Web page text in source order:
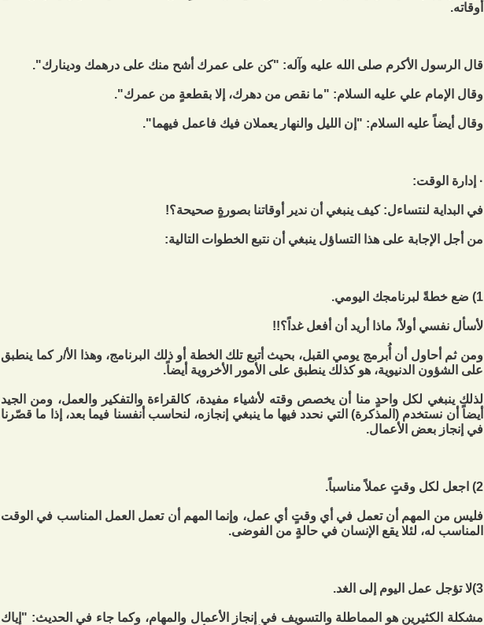
أوقاته.
قال الرسول الأكرم صلى الله عليه وآله: "كن على عمرك أشح منك على درهمك ودينارك".
وقال الإمام علي عليه السلام: "ما نقص من دهرك، إلا بقطعةٍ من عمرك".
وقال أيضاً عليه السلام: "إن الليل والنهار يعملان فيك فاعمل فيهما".
· إدارة الوقت:
في البداية لنتساءل: كيف ينبغي أن ندير أوقاتنا بصورةٍ صحيحة؟!
من أجل الإجابة على هذا التساؤل ينبغي أن نتبع الخطوات التالية:
1) ضع خطةً لبرنامجك اليومي.
لأسأل نفسي أولاً، ماذا أريد أن أفعل غداً؟!!
ومن ثم أحاول أن أُبرمج يومي القبل، بحيث أتبع تلك الخطة أو ذلك البرنامج، وهذا الأ/ر كما ينطبق
على الشؤون الدنيوية، هو كذلك ينطبق على الأمور الأخروية أيضاً.
لذلك ينبغي لكل واحدٍ منا أن يخصص وقته لأشياء مفيدة، كالقراءة والتفكير والعمل، ومن الجيد
أيضاً أن نستخدم (المذكرة) التي نحدد فيها ما ينبغي إنجازه، لنحاسب أنفسنا فيما بعد، إذا ما قصّرنا
في إنجاز بعض الأعمال.
2) اجعل لكل وقتٍ عملاً مناسباً.
فليس من المهم أن تعمل في أي وقتٍ أي عمل، وإنما المهم أن تعمل العمل المناسب في الوقت
المناسب له، لئلا يقع الإنسان في حالةٍ من الفوضى.
3)لا تؤجل عمل اليوم إلى الغد.
مشكلة الكثيرين هو المماطلة والتسويف في إنجاز الأعمال والمهام، وكما جاء في الحديث: "إياك